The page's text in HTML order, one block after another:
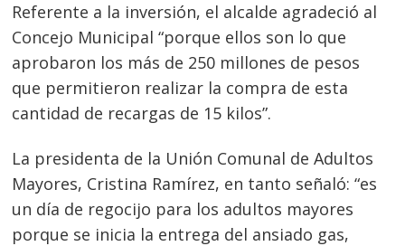
Referente a la inversión, el alcalde agradeció al
Concejo Municipal “porque ellos son lo que
aprobaron los más de 250 millones de pesos
que permitieron realizar la compra de esta
cantidad de recargas de 15 kilos”.
La presidenta de la Unión Comunal de Adultos
Mayores, Cristina Ramírez, en tanto señaló: “es
un día de regocijo para los adultos mayores
porque se inicia la entrega del ansiado gas,
Navegación
de